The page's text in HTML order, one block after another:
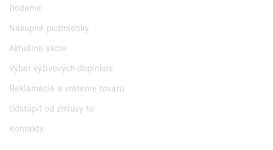
Dodanie
Nákupné podmienky
Aktuálne akcie
Výber výživových doplnkov
Reklamácie a vrátenie tovaru
Odstúpiť od zmluvy tu
Kontakty